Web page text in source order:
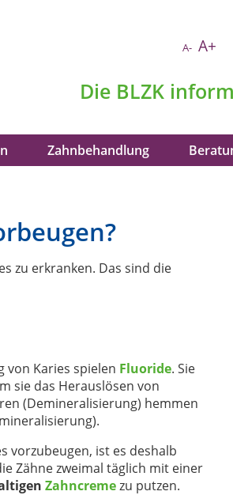
A- A+
Die BLZK
Zahnbehandlung
zu erkranken. Das sind die
von Karies spielen Fluoride. Sie
sie das Herauslösen von
(Demineralisierung) hemmen
vorzubeugen, ist es deshalb
Zähne zweimal täglich mit einer
Zahncremezu putzen.